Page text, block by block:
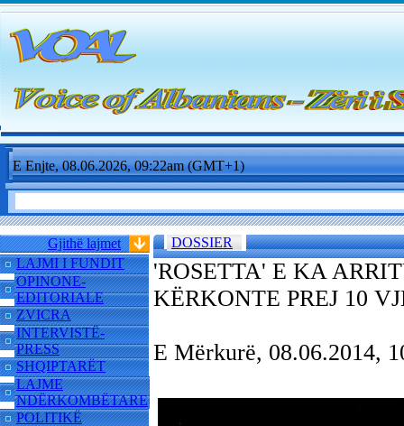
E Enjte, 08.06.2026, 09:22am (GMT+1)
Gjithë lajmet
LAJMI I FUNDIT
OPINONE-
EDITORIALE
ZVICRA
INTERVISTË-
PRESS
SHQIPTARËT
LAJME
NDËRKOMBËTARE
POLITIKË
DOSSIER
'ROSETTA' E KA
KËRKONTE PREJ 10
E Mërkurë, 08.06.2014,